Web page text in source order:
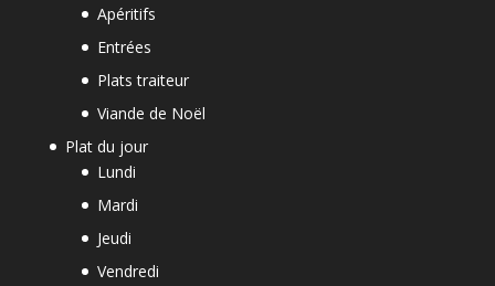
Apéritifs
Entrées
Plats traiteur
Viande de Noël
Plat du jour
Lundi
Mardi
Jeudi
Vendredi